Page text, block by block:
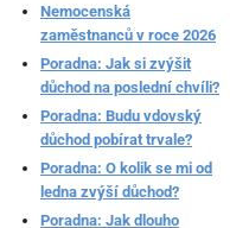
Nemocenská
zaměstnanců v roce 2026
Poradna: Jak si zvýšit
důchod na poslední chvíli?
Poradna: Budu vdovský
důchod pobírat trvale?
Poradna: O kolik se mi od
ledna zvýší důchod?
Poradna: Jak dlouho